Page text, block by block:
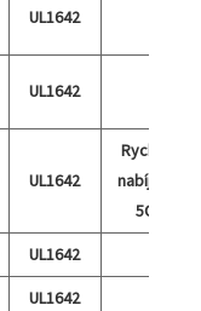
UL1642
UL1642
UL1642
Rychlé
nabíjení
5C
UL1642
UL1642